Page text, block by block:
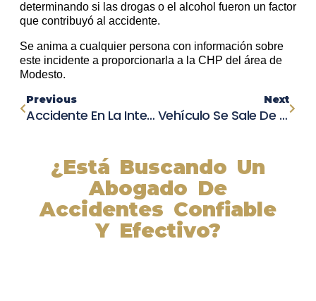
determinando si las drogas o el alcohol fueron un factor
que contribuyó al accidente.
Se anima a cualquier persona con información sobre
este incidente a proporcionarla a la CHP del área de
Modesto.
Previous
Accidente En La Interestatal 5 Bloquea El Tráfico
Next
Vehículo Se Sale De La Carretera Y Dos Mujeres Mueren Tras Ser Expulsadas Y Atropelladas En La Autopista 110 En South L.A.
¿Está Buscando Un
Abogado De
Accidentes Confiable
Y Efectivo?